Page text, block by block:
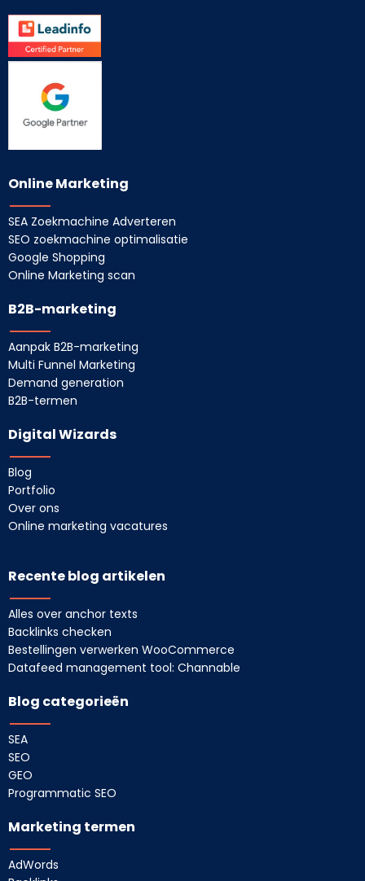
Online Marketing
SEA Zoekmachine Adverteren
SEO zoekmachine optimalisatie
Google Shopping
Online Marketing scan
B2B-marketing
Aanpak B2B-marketing
Multi Funnel Marketing
Demand generation
B2B-termen
Digital Wizards
Blog
Portfolio
Over ons
Online marketing vacatures
Recente blog artikelen
Alles over anchor texts
Backlinks checken
Bestellingen verwerken WooCommerce
Datafeed management tool: Channable
Blog categorieën
SEA
SEO
GEO
Programmatic SEO
Marketing termen
AdWords